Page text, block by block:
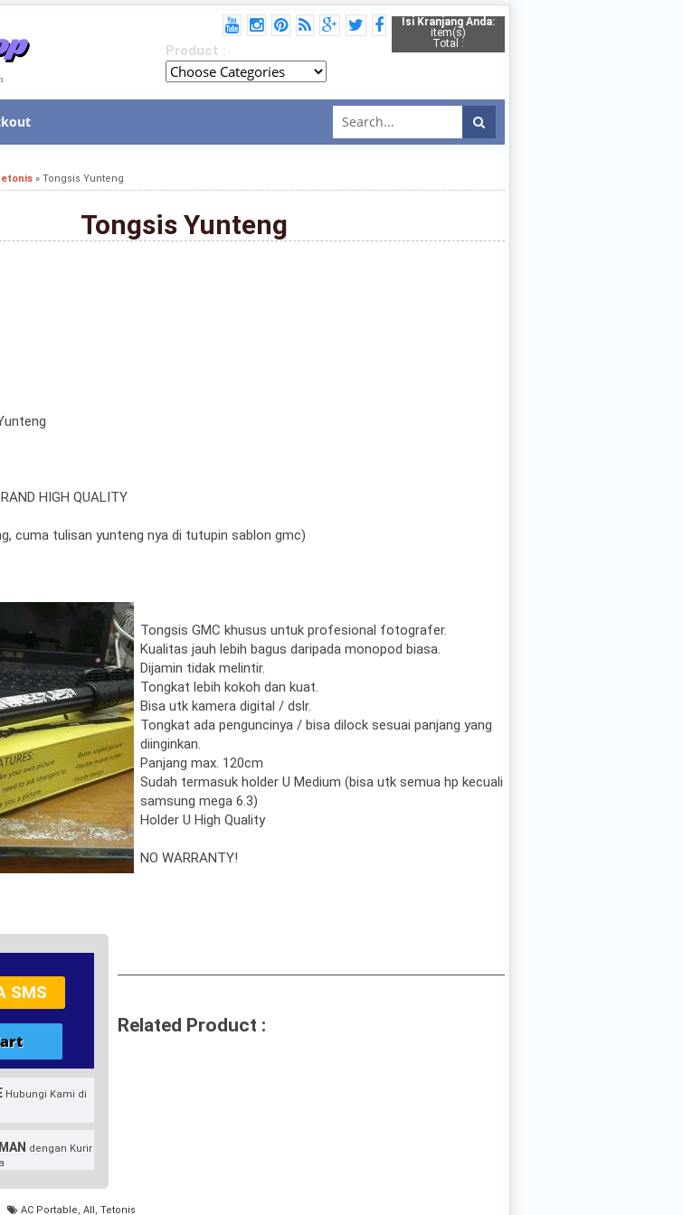
Isi Kranjang Anda:
item(s)
Total :
Product :
» Tongsis Yunteng
Tongsis Yunteng
HIGH QUALITY
cuma tulisan yunteng nya di tutupin sablon gmc)
Tongsis GMC khusus untuk profesional fotografer.
Kualitas jauh lebih bagus daripada monopod biasa.
Dijamin tidak melintir.
Tongkat lebih kokoh dan kuat.
Bisa utk kamera digital / dslr.
Tongkat ada penguncinya / bisa dilock sesuai panjang yang
diinginkan.
Panjang max. 120cm
Sudah termasuk holder U Medium (bisa utk semua hp kecuali
samsung mega 6.3)
Holder U High Quality
NO WARRANTY!
SMS
Hubungi Kami di
dengan Kurir
Related Product :
AC Portable All Tetonis